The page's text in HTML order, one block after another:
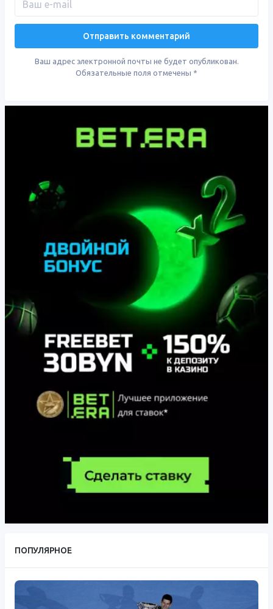
Ваш адрес электронной почты не будет опубликован.
Обязательные поля отмечены *
ПОПУЛЯРНОЕ